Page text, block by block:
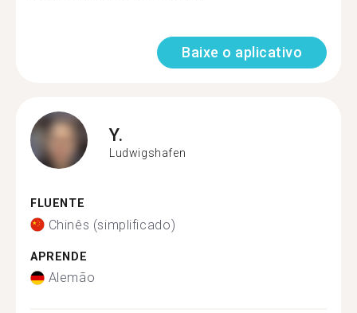
Baixe o aplicativo
Y.
Ludwigshafen
FLUENTE
Chinês (simplificado)
APRENDE
Alemão